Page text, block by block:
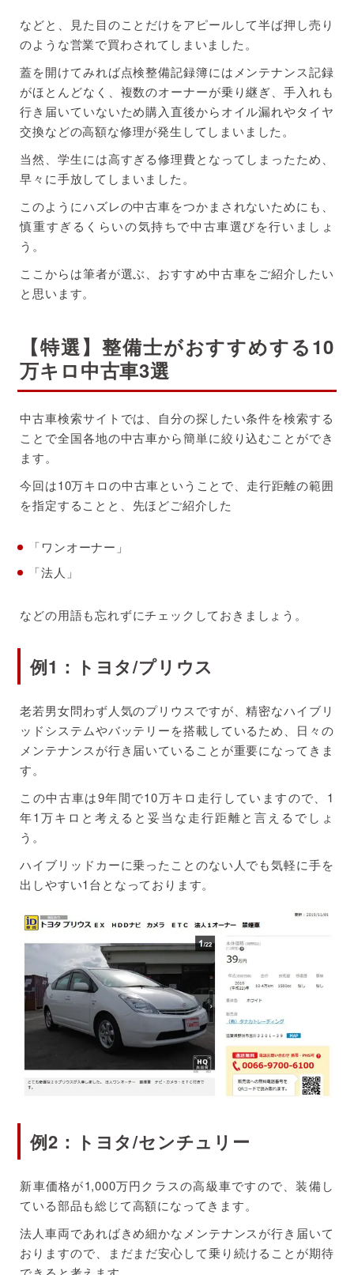
などと、見た目のことだけをアピールして半ば押し売り
のような営業で買わされてしまいました。
蓋を開けてみれば点検整備記録簿にはメンテナンス記録
がほとんどなく、複数のオーナーが乗り継ぎ、手入れも
行き届いていないため購入直後からオイル漏れやタイヤ
交換などの高額な修理が発生してしまいました。
当然、学生には高すぎる修理費となってしまったため、
早々に手放してしまいました。
このようにハズレの中古車をつかまされないためにも、
慎重すぎるくらいの気持ちで中古車選びを行いましょ
う。
ここからは筆者が選ぶ、おすすめ中古車をご紹介したい
と思います。
【特選】整備士がおすすめする10
万キロ中古車3選
中古車検索サイトでは、自分の探したい条件を検索する
ことで全国各地の中古車から簡単に絞り込むことができ
ます。
今回は10万キロの中古車ということで、走行距離の範囲
を指定することと、先ほどご紹介した
「ワンオーナー」
「法人」
などの用語も忘れずにチェックしておきましょう。
例1：トヨタ/プリウス
老若男女問わず人気のプリウスですが、精密なハイブリ
ッドシステムやバッテリーを搭載しているため、日々の
メンテナンスが行き届いていることが重要になってきま
す。
この中古車は9年間で10万キロ走行していますので、1
年1万キロと考えると妥当な走行距離と言えるでしょ
う。
ハイブリッドカーに乗ったことのない人でも気軽に手を
出しやすい1台となっております。
例2：トヨタ/センチュリー
新車価格が1,000万円クラスの高級車ですので、装備し
ている部品も総じて高額になってきます。
法人車両であればきめ細かなメンテナンスが行き届いて
おりますので、まだまだ安心して乗り続けることが期待